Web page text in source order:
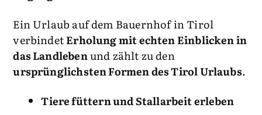
genießen.
EinFamilienurlaubin Tirol
verspricht unvergessliche Erlebnisse
die noch lange in Erinnerung bleiben
besonders
Bekannt für einheitliche
Holzbauweise und ursprüngliche
Dorfstrukturen
Traditionen oft direkt aus nächster
Nähe undnicht als inszeniertes
Angebot.
Mehr anzeigen
Ein Urlaub auf dem Bauernhof in Tirol
verbindetErholung mit echten Einblicken in
das Landlebenund zählt zu den
ursprünglichsten Formen des Tirol Urlaubs.
Tiere füttern und Stallarbeit erleben